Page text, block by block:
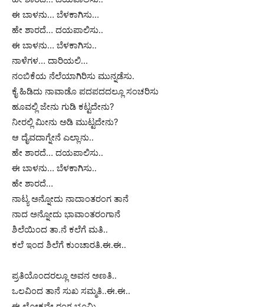
ಈ ಬಾಳನು… ಬೆಳಕಾಗಿಸು…
ಹೇ ಶಾರದೆ… ದಯಪಾಲಿಸು..
ಈ ಬಾಳನು… ಬೆಳಕಾಗಿಸು..
ನಾಳೆಗಳ… ದಾರಿಯಲಿ…
ನಂಬಿಕೆಯ ನೆಲೆಯಾಗಿರಿಸು ಮುನ್ನಡೆಸು.
ಕೈ ಹಿಡಿದು ನಾವಾಡೊ ಪದಪದದಲ್ಲೂ ಸಂಚರಿಸು
ಹೂವಲ್ಲಿ ಜೇನು ಗುಡಿ ಕಟ್ಟದೇನು?
ನೀರಲ್ಲಿ ಮೀನು ಅಡಿ ಮುಟ್ಟದೇನು?
ಆ ದೈವದಾಗ್ನೇನೆ ಎಲ್ಲಾನು..
ಹೇ ಶಾರದೆ… ದಯಪಾಲಿಸು..
ಈ ಬಾಳನು… ಬೆಳಕಾಗಿಸು..
ಹೇ ಶಾರದೆ…
ನಾಟ್ಯ ಅನ್ನೋದು ನಾದಾಂತರಂಗ ತಾನೆ
ನಾದ ಅನ್ನೋದು ಭಾವಾಂತರಂಗಾನೆ
ಶಿಲೆಯಿಂದ ತಾ.ನೆ ಕಲೆಗೆ ಮತಿ..
ಕಲೆ ಇಂದ ಶಿಲೆಗೆ ಕುಂಚಾರತಿ.ಈ.ಈ..
ಪ್ರತಿಯೊಂದರಲ್ಲೂ ಅವನ ಅಣತಿ..
ಒಲವಿಂದ ತಾನೆ ಸುಖ ಸಮ್ಮತಿ..ಈ.ಈ..